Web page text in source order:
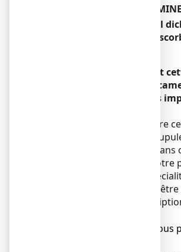
STREPSILS ORANGE
Amylmétacrésol, Alcool
benzylique, Acide
Veuillez lire attentivement
avant de prendre ce
contient des informations
Vous devez toujours prendre ce
médicament en suivant
les informations fournies dans
ou par votre médecin ou votre
Ce médicament est une
d’automédication, qui peut
sans consultation ni
● Gardez cette notice. Vous